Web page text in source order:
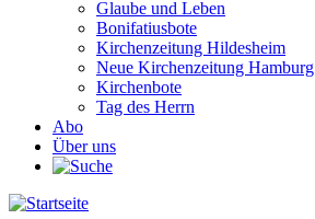
Glaube und Leben
Bonifatiusbote
Kirchenzeitung Hildesheim
Neue Kirchenzeitung Hamburg
Kirchenbote
Tag des Herrn
Abo
Über uns